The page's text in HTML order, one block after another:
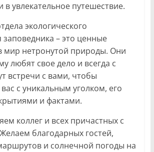
увлекательное путешествие.
экологического
– это ценные
мир нетронутой природы. Они
любят свое дело и всегда с
встречи с вами, чтобы
с уникальным уголком, его
и фактами.
коллег и всех причастных с
благодарных гостей,
и солнечной погоды на